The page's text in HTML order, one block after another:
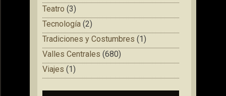
Teatro (3)
Tecnología (2)
Tradiciones y Costumbres (1)
Valles Centrales (680)
Viajes (1)